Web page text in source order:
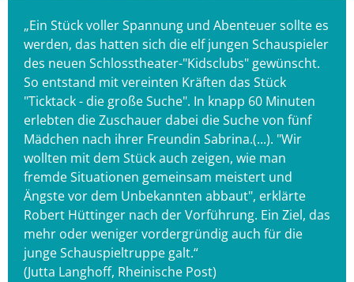
„Ein Stück voller Spannung und Abenteuer sollte es
werden, das hatten sich die elf jungen Schauspieler
des neuen Schlosstheater-"Kidsclubs" gewünscht.
So entstand mit vereinten Kräften das Stück
"Ticktack - die große Suche". In knapp 60 Minuten
erlebten die Zuschauer dabei die Suche von fünf
Mädchen nach ihrer Freundin Sabrina.(...). "Wir
wollten mit dem Stück auch zeigen, wie man
fremde Situationen gemeinsam meistert und
Ängste vor dem Unbekannten abbaut", erklärte
Robert Hüttinger nach der Vorführung. Ein Ziel, das
mehr oder weniger vordergründig auch für die
junge Schauspieltruppe galt.“
(Jutta Langhoff, Rheinische Post)